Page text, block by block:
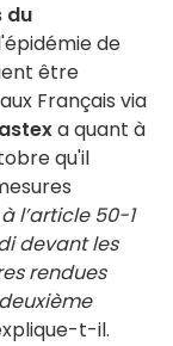
du
de
être
Français via
a quant à
qu'il
l’article 50-1
devant les
rendues
t-il.